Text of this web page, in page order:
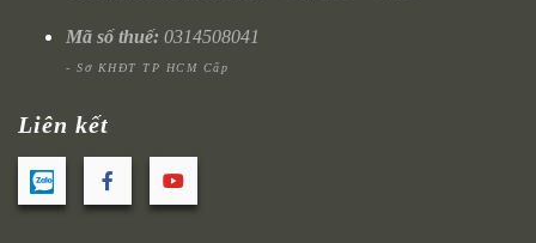
Mã số thuế: 0314508041
- Sở KHĐT TP HCM Cấp
Liên kết